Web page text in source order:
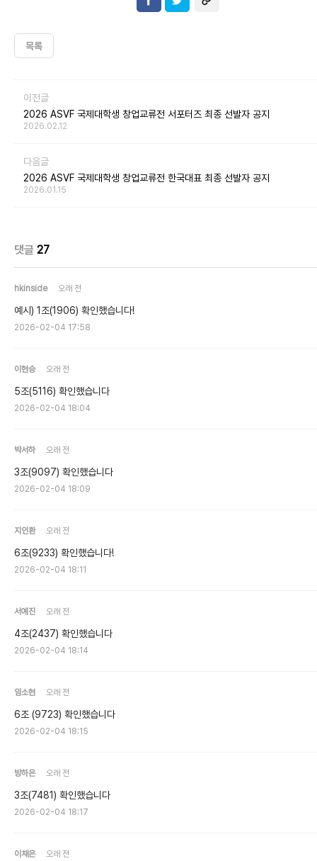
목록
이전글
2026 ASVF 국제대학생 창업교류전 서포터즈 최종 선발자 공지
2026.02.12
다음글
2026 ASVF 국제대학생 창업교류전 한국대표 최종 선발자 공지
2026.01.15
댓글 27
hkinside 오래 전
예시) 1조(1906) 확인했습니다!
2026-02-04 17:58
이현승 오래 전
5조(5116) 확인했습니다
2026-02-04 18:04
박서하 오래 전
3조(9097) 확인했습니다
2026-02-04 18:09
지인환 오래 전
6조(9233) 확인했습니다!
2026-02-04 18:11
서예진 오래 전
4조(2437) 확인했습니다
2026-02-04 18:14
임소현 오래 전
6조 (9723) 확인했습니다
2026-02-04 18:15
방하은 오래 전
3조(7481) 확인했습니다
2026-02-04 18:17
이채은 오래 전